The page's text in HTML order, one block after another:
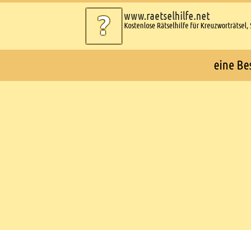
www.raetselhilfe.net
Kostenlose Rätselhilfe für Kreuzworträtsel,
eine